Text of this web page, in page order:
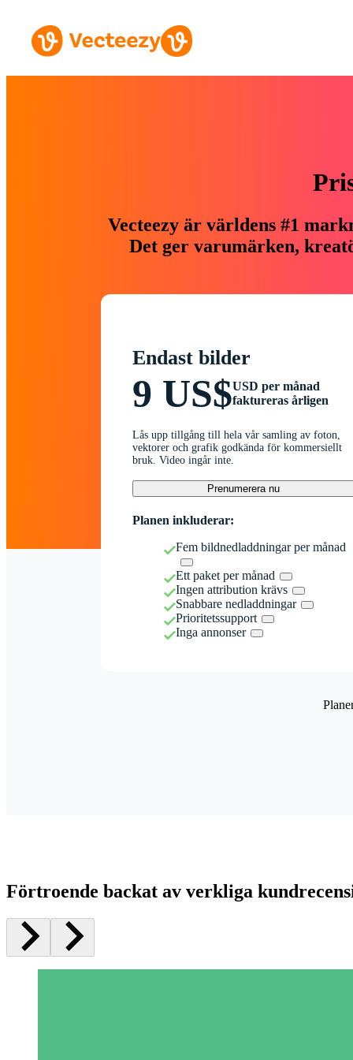
Vecteezy är världens #1
Det ger varumärken,
Endast bilder
9 US$USD per månad
faktureras årligen
Lås upp tillgång till hela vår samling av foton,
vektorer och grafik godkända för kommersiellt
bruk. Video ingår inte.
Prenumerera nu
Planen inkluderar:
Fem bildnedladdningar per månad
Ett paket per månad
Ingen attribution krävs
Snabbare nedladdningar
Prioritetssupport
Inga annonser
Förtroende backat av verkliga